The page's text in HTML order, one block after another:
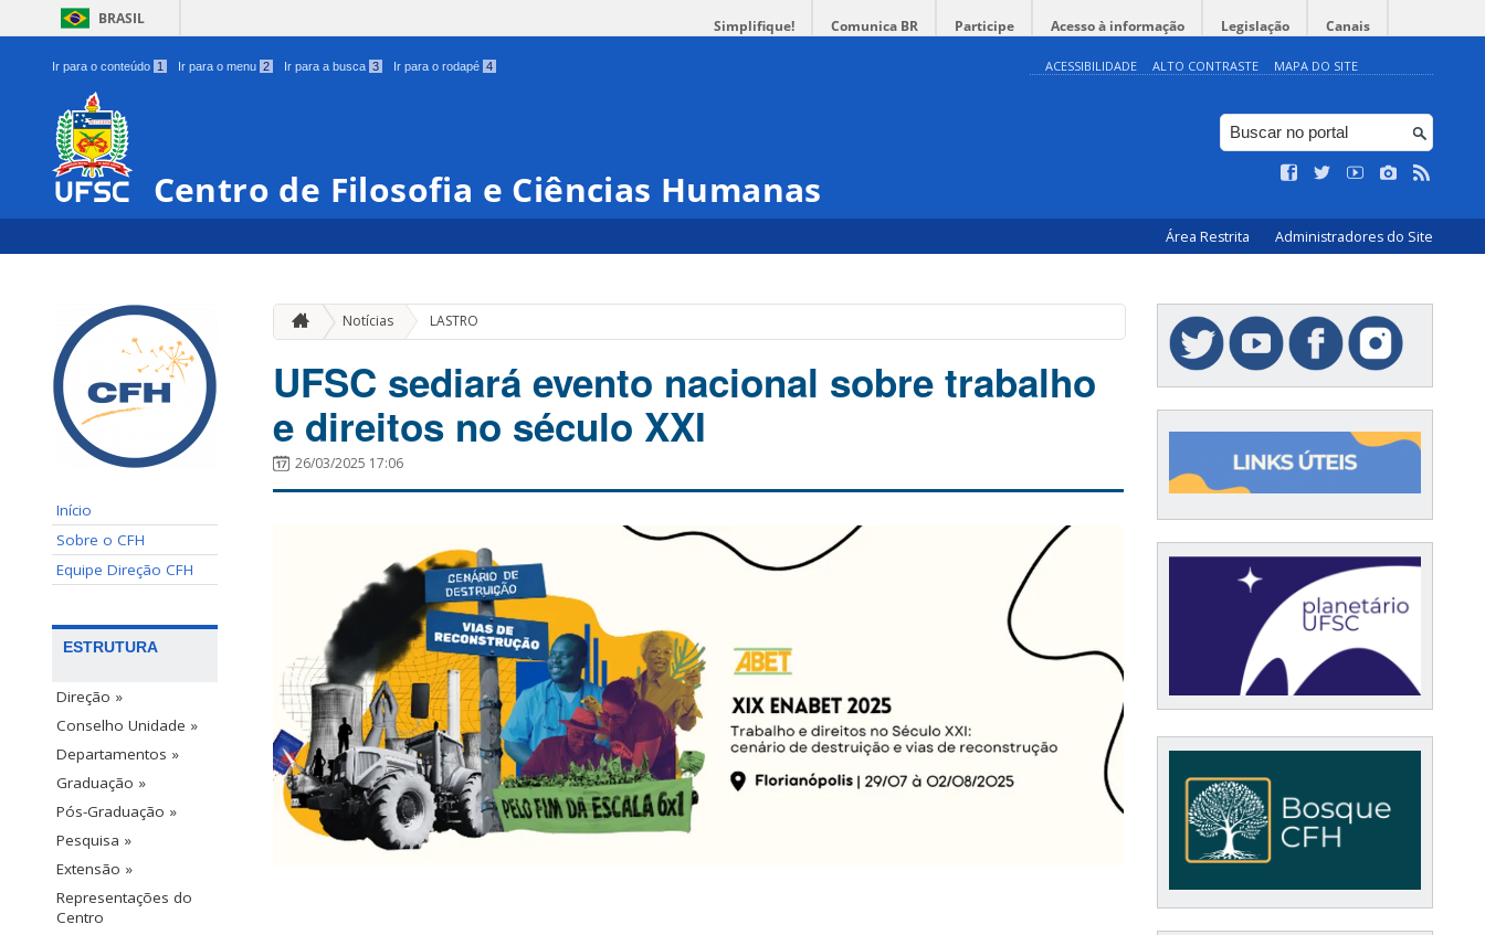
BRASIL Simplifique! Comunica BR Participe Acesso à informação Legislação Canais
Ir para o conteúdo 1 Ir para o menu 2 Ir para a busca 3 Ir para o rodapé 4 ACESSIBILIDADE ALTO CONTRASTE MAPA DO SITE
Centro de Filosofia e Ciências Humanas
Área Restrita Administradores do Site
Início
Sobre o CFH
Equipe Direção CFH
ESTRUTURA
Direção »
Conselho Unidade »
Departamentos »
Graduação »
Pós-Graduação »
Pesquisa »
Extensão »
Representações do
Centro
Notícias LASTRO
UFSC sediará evento nacional sobre trabalho
e direitos no século XXI
26/03/2025 17:06